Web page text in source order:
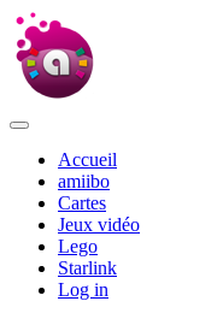
Accueil
amiibo
Cartes
Jeux vidéo
Lego
Starlink
Log in